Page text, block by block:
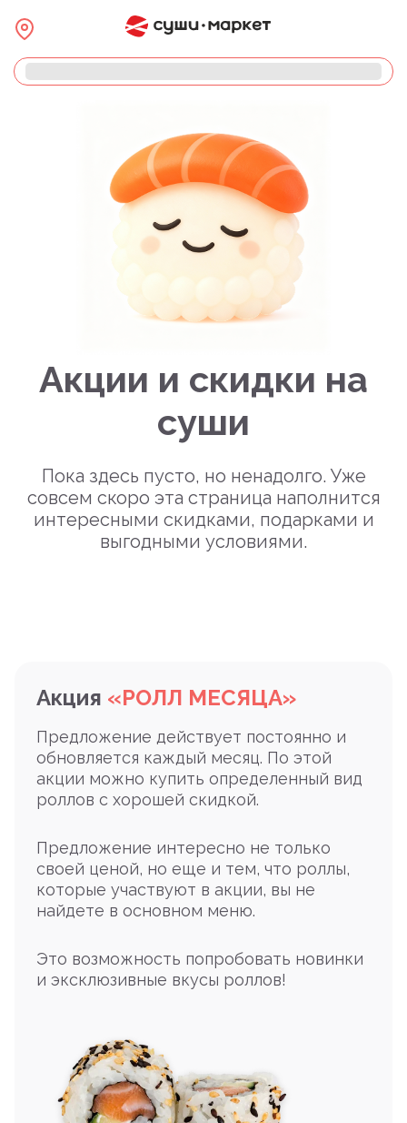
Акции и скидки на
суши
Пока здесь пусто, но ненадолго. Уже
совсем скоро эта страница наполнится
интересными скидками, подарками и
выгодными условиями.
Акция «РОЛЛ МЕСЯЦА»
Предложение действует постоянно и
обновляется каждый месяц. По этой
акции можно купить определенный вид
роллов с хорошей скидкой.
Предложение интересно не только
своей ценой, но еще и тем, что роллы,
которые участвуют в акции, вы не
найдете в основном меню.
Это возможность попробовать новинки
и эксклюзивные вкусы роллов!